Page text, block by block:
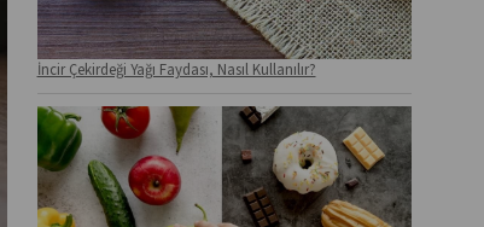
İncir Çekirdeği Yağı Faydası, Nasıl Kullanılır?